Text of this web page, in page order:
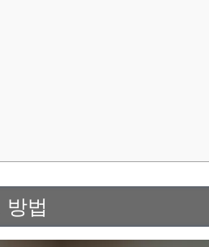
방법